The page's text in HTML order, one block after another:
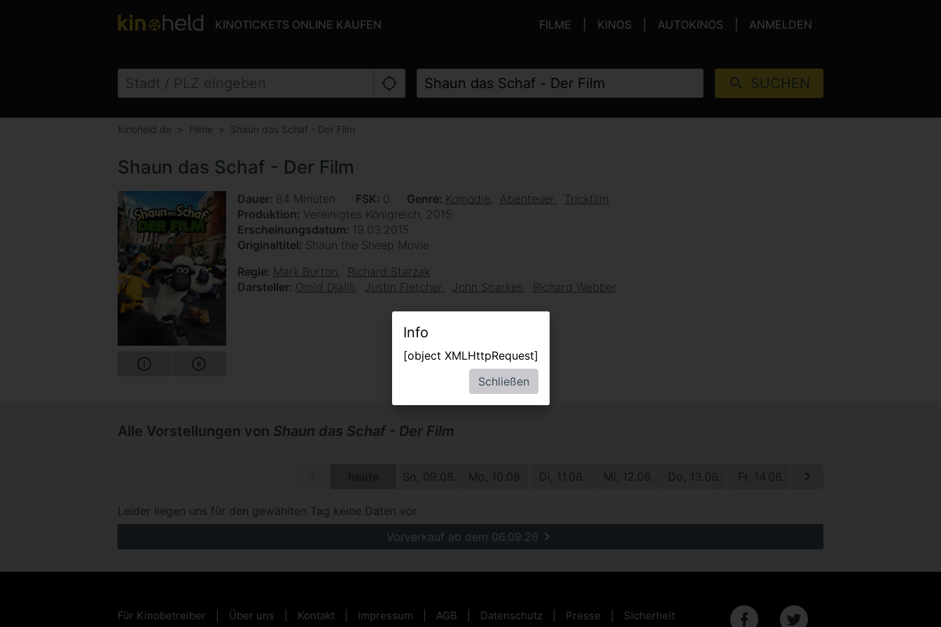
KINOTICKETS ONLINE KAUFEN FILME KINOS AUTOKINOS ANMELDEN
SUCHEN
kinoheld.de Filme Shaun das Schaf - Der Film
Shaun das Schaf - Der Film
Dauer 84 Minuten FSK 0 Genre Komödie Abenteuer
Trickfilm
Produktion Vereinigtes Königreich, 2015
Erscheinungsdatum 19.03.2015
Originaltitel Shaun the Sheep Movie
Regie Mark Burton
Richard Starzak
Darsteller Omid Djalili Justin Fletcher John Sparkes Richard Webber
Alle Vorstellungen von Shaun das Schaf - Der Film
So, 09.08. Mo, 10.08. Di, 11.08. Mi, 12.08. Do, 13.08. Fr, 14.08. Sa, 15.08.
Leider liegen uns für den gewählten Tag keine Daten vor.
Vorverkauf ab dem 06.09.26
Für Kinobetreiber Über uns Kontakt Impressum AGB Datenschutz Presse Sicherheit
Info
[object XMLHttpRequest]
Schließen